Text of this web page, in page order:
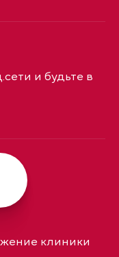
и будьте в
клиники